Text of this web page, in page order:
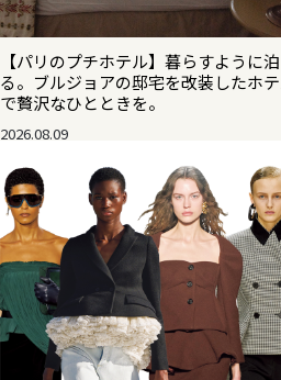
【パリのプチホテル】暮らすように
る。ブルジョアの邸宅を改装したホ
で贅沢なひとときを。
2026.08.09